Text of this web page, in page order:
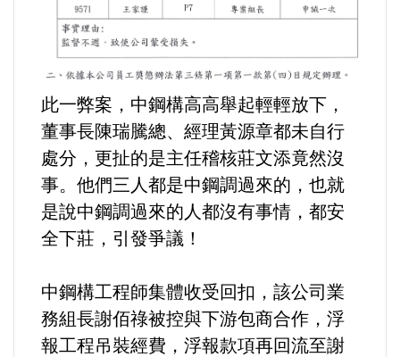
健康/養生
命理/信仰/宗教/宮廟/教會
演講/發表會/論壇/研討會
內政/社會/福利/弱勢/慈善
國際/全球
交通運輸
此一弊案，中鋼構高高舉起輕輕放下，
董事長陳瑞騰總、經理黃源章都未自行
處分，更扯的是主任稽核莊文添竟然沒
事。他們三人都是中鋼調過來的，也就
是說中鋼調過來的人都沒有事情，都安
全下莊，引發爭議！
中鋼構工程師集體收受回扣，該公司業
務組長謝佰祿被控與下游包商合作，浮
報工程吊裝經費，浮報款項再回流至謝